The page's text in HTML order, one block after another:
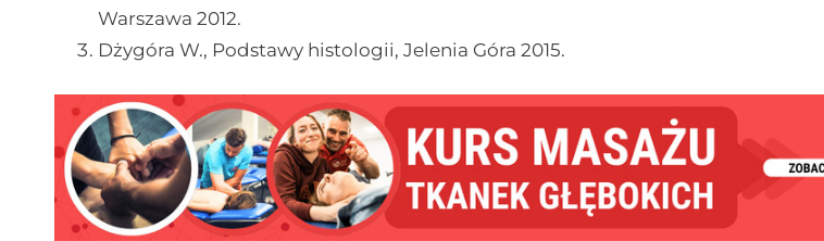
Warszawa 2012.
Dżygóra W., Podstawy histologii, Jelenia Góra 2015.